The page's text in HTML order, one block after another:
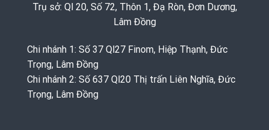
Trụ sở: Ql 20, Số 72, Thôn 1, Đạ Ròn, Đơn Dương,
Lâm Đồng
Chi nhánh 1: Số 37 Ql27 Finom, Hiệp Thạnh, Đức
Trọng, Lâm Đồng
Chi nhánh 2: Số 637 Ql20 Thị trấn Liên Nghĩa, Đức
Trọng, Lâm Đồng